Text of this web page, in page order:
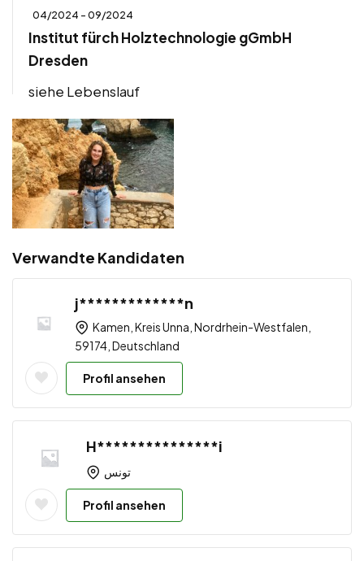
04/2024 - 09/2024
Institut fürch Holztechnologie gGmbH
Dresden
siehe Lebenslauf
Verwandte Kandidaten
j*************n
Kamen, Kreis Unna, Nordrhein-Westfalen,
59174, Deutschland
Profil ansehen
H***************i
تونس
Profil ansehen